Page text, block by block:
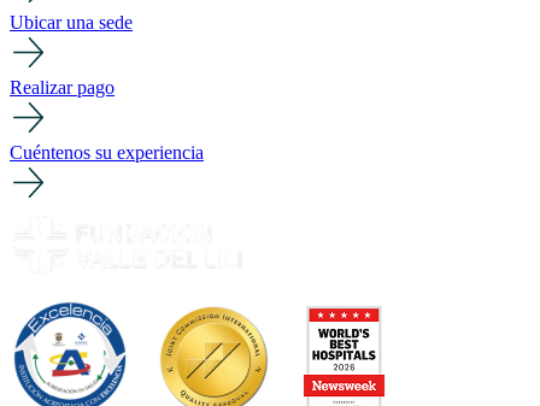
Ubicar una sede
Realizar pago
Cuéntenos su experiencia